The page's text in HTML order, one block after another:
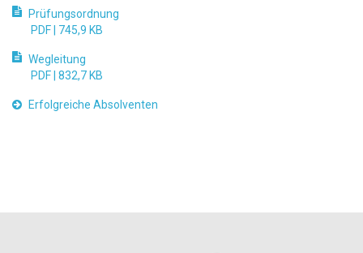
Prüfungsordnung
PDF | 745,9 KB
Wegleitung
PDF | 832,7 KB
Erfolgreiche Absolventen